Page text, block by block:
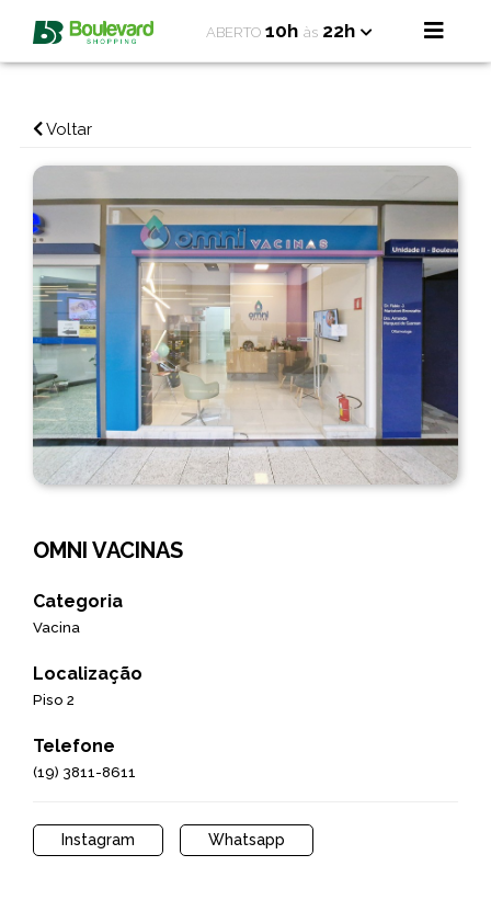
ABERTO 10h às 22h
Voltar
OMNI VACINAS
Categoria
Vacina
Localização
Piso 2
Telefone
(19) 3811-8611
Instagram Whatsapp